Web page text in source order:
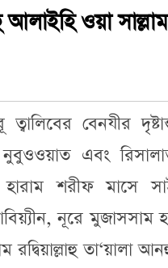
আলাইহি ওয়া
বেনযীর
নুবুওওয়াত এবং
শরীফ মাসে
নূরে মুজাসসাম
রদ্বিয়াল্লাহু